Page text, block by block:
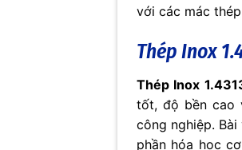
với các mác
Thép Inox
Thép Inox
tốt, độ bền cao
công nghiệp.
phần hóa học